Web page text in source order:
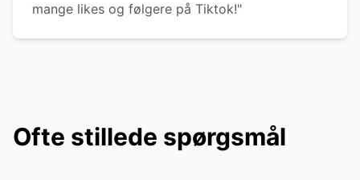
mange likes og følgere på Tiktok!"
Ofte stillede spørgsmål